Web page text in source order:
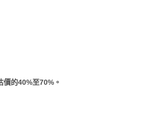
40%至70%。